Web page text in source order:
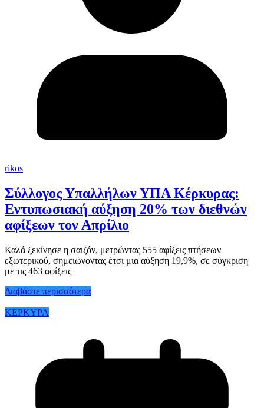
rikos
Σύλλογος Υπαλλήλων ΥΠΑ Κέρκυρας:
Εντυπωσιακή αύξηση 20% των διεθνών
αφίξεων τον Απρίλιο
Καλά ξεκίνησε η σαιζόν, μετρώντας 555 αφίξεις πτήσεων
εξωτερικού, σημειώνοντας έτσι μια αύξηση 19,9%, σε σύγκριση
με τις 463 αφίξεις
Διαβάστε περισσότερα
ΚΕΡΚΥΡΑ